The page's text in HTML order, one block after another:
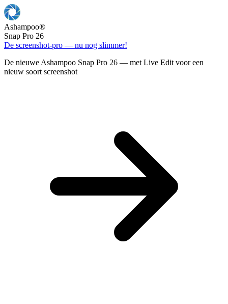
Ashampoo®
Snap Pro 26
De screenshot-pro — nu nog slimmer!
De nieuwe Ashampoo Snap Pro 26 — met Live Edit voor een
nieuw soort screenshot